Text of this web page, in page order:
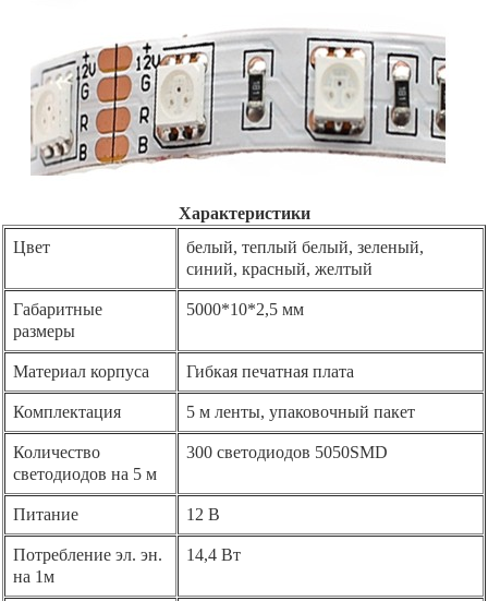
Характеристики
Цвет
белый, теплый белый, зеленый,
синий, красный, желтый
Габаритные
размеры
5000*10*2,5 мм
Материал корпуса Гибкая печатная плата
Комплектация 5 м ленты, упаковочный пакет
Количество
светодиодов на 5 м
300 светодиодов 5050SMD
Питание 12 В
Потребление эл. эн.
на 1м
14,4 Вт